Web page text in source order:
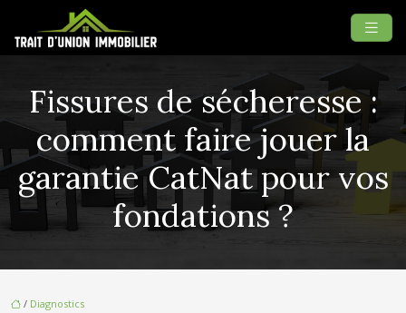
Fissures de sécheresse :
comment faire jouer la
garantie CatNat pour vos
fondations ?
/ Diagnostics